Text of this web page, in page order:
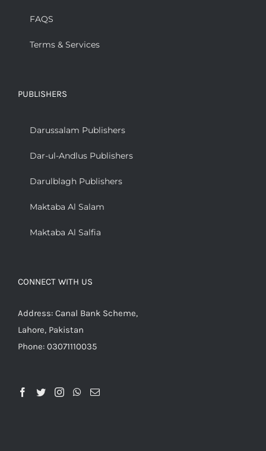
FAQS
Terms & Services
PUBLISHERS
Darussalam Publishers
Dar-ul-Andlus Publishers
Darulblagh Publishers
Maktaba Al Salam
Maktaba Al Salfia
CONNECT WITH US
Address: Canal Bank Scheme,
Lahore, Pakistan
Phone: 03071110035